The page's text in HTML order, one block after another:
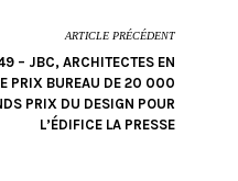
ARTICLE PRÉCÉDENT
– JBC, ARCHITECTES EN
PRIX BUREAU DE 20 000
PRIX DU DESIGN POUR
L’ÉDIFICE LA PRESSE